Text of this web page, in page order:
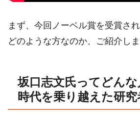
まず、今回ノーベル賞を受賞さ
どのような方なのか、ご紹介しま
坂口志文氏ってどん
時代を乗り越えた研